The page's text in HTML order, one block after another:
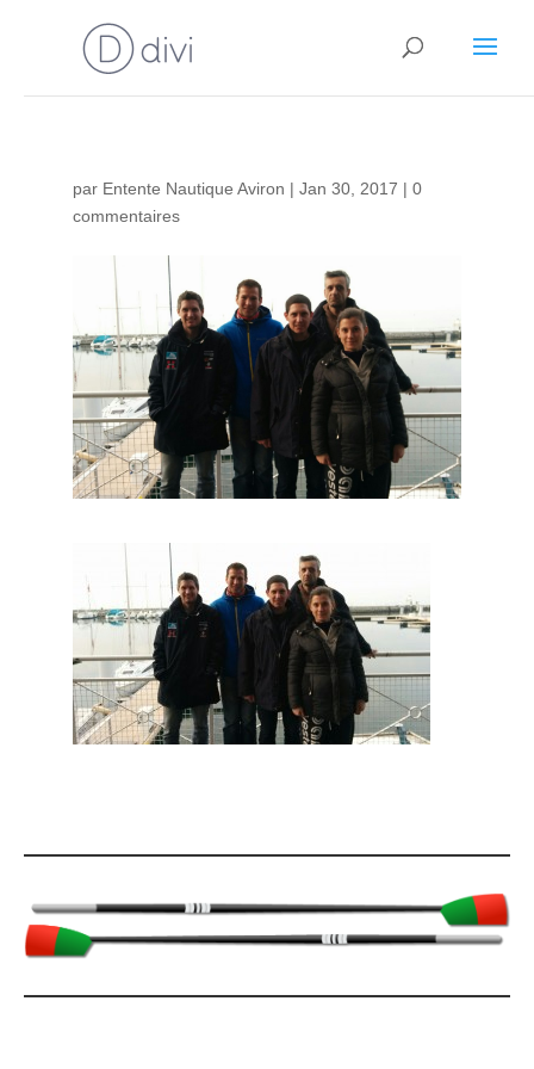
par Entente Nautique Aviron | Jan 30, 2017 | 0
commentaires